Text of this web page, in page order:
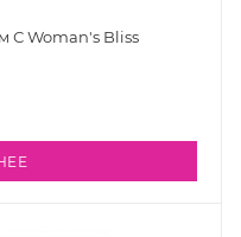
С Woman's Bliss